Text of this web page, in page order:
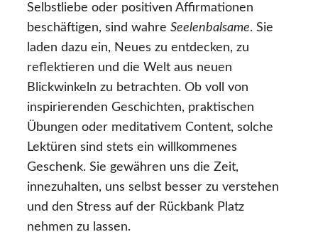
Selbstliebe oder positiven Affirmationen
beschäftigen, sind wahre Seelenbalsame. Sie
laden dazu ein, Neues zu entdecken, zu
reflektieren und die Welt aus neuen
Blickwinkeln zu betrachten. Ob voll von
inspirierenden Geschichten, praktischen
Übungen oder meditativem Content, solche
Lektüren sind stets ein willkommenes
Geschenk. Sie gewähren uns die Zeit,
innezuhalten, uns selbst besser zu verstehen
und den Stress auf der Rückbank Platz
nehmen zu lassen.